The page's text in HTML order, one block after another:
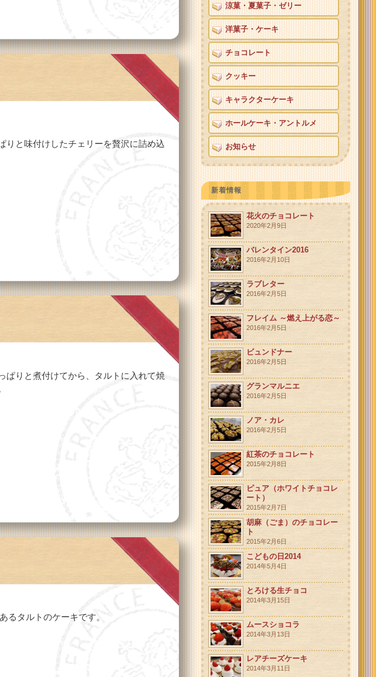
りと味付けしたチェリーを贅沢に詰め込
ぱりと煮付けてから、タルトに入れて焼
るタルトのケーキです。
涼菓・夏菓子・ゼリー
洋菓子・ケーキ
チョコレート
クッキー
キャラクターケーキ
ホールケーキ・アントルメ
お知らせ
新着情報
花火のチョコレート
2020年2月9日
バレンタイン2016
2016年2月10日
ラブレター
2016年2月5日
フレイム ～燃え上がる恋～
2016年2月5日
ビュンドナー
2016年2月5日
グランマルニエ
2016年2月5日
ノア・カレ
2016年2月5日
紅茶のチョコレート
2015年2月8日
ピュア（ホワイトチョコレ
ート）
2015年2月7日
胡麻（ごま）のチョコレー
ト
2015年2月6日
こどもの日2014
2014年5月4日
とろける生チョコ
2014年3月15日
ムースショコラ
2014年3月13日
レアチーズケーキ
2014年3月11日